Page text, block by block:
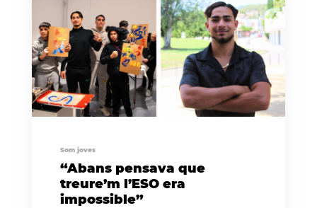
Som joves
“Abans pensava que
treure’m l’ESO era
impossible”